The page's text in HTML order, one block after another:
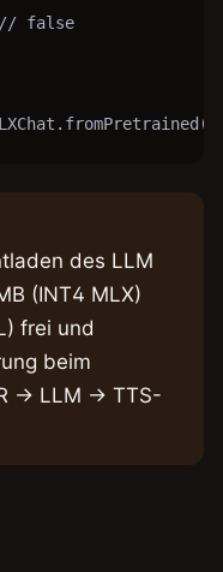
false
des LLM
(INT4 MLX)
frei und
beim
→ LLM → TTS-